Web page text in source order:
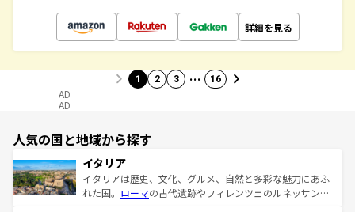
詳細を見る
1 2 3 … 16
AD
AD
人気の国と地域から探す
イタリア
イタリアは歴史、文化、グルメ、自然と多彩な魅力にあふ
れた国。 ローマの古代遺跡やフィレンツェのルネッサンス